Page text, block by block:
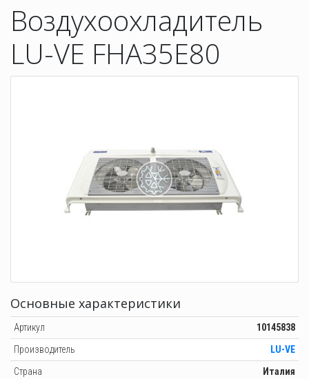
Воздухоохладитель
LU-VE FHA35E80
Основные характеристики
Артикул
10145838
Производитель
LU-VE
Страна
Италия